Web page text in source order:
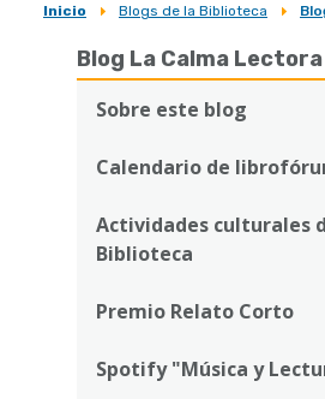
Sobrescribir
enlaces
ayuda
Inicio Blogs de la Biblioteca
Blog La Calma Lectora
Sobre este blog
Calendario de
Actividades culturales
Biblioteca
Premio Relato Corto
Spotify "Música y